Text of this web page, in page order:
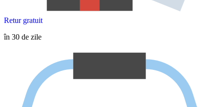
Retur gratuit
în 30 de zile